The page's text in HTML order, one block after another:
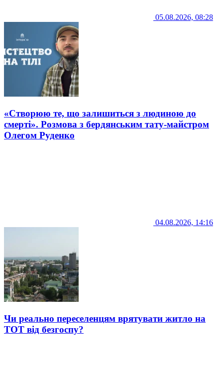
05.08.2026, 08:28
«Створюю те, що залишиться з людиною до
смерті». Розмова з бердянським тату-майстром
Олегом Руденко
04.08.2026, 14:16
Чи реально переселенцям врятувати житло на
ТОТ від безгоспу?